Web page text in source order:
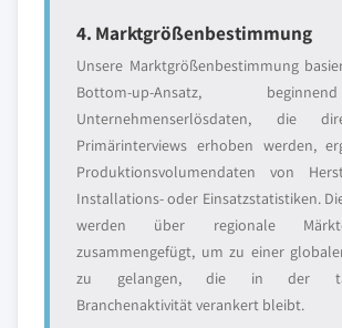
4. Marktgrößenbestimmung
Unsere Marktgrößenbestimmung
Bottom-up-Ansatz,
Unternehmenserlösdaten, die
Primärinterviews erhoben werden,
Produktionsvolumendaten von
Installations- oder Einsatzstatistiken.
werden über regionale
zusammengefügt, um zu einer
zu gelangen, die in der
Branchenaktivität verankert bleibt.